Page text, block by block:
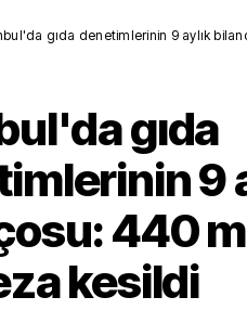
gıda denetimlerinin 9 aylık
gıda
9
440
kesildi